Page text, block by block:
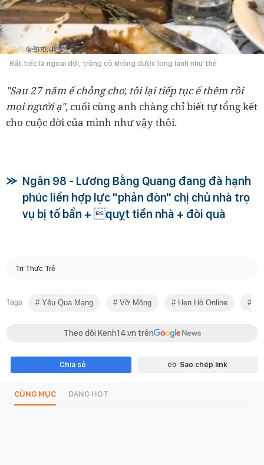
Rất tiếc là ngoài đời, trông cô không được long lanh như thế
"Sau 27 năm ế chỏng chơ, tôi lại tiếp tục ế thêm rồi
mọi người ạ", cuối cùng anh chàng chỉ biết tự tổng kết
cho cuộc đời của mình như vậy thôi.
Ngân 98 - Lương Bằng Quang đang đà hạnh
phúc liền hợp lực "phản đòn" chị chủ nhà trọ
vụ bị tố bẩn + quỵt tiền nhà + đòi quà
Trí Thức Trẻ
Tags Yêu Qua Mạng Vỡ Mộng Hẹn Hò Online
Theo dõi Kenh14.vn trên
Chia sẻ Sao chép link
CÙNG MỤC ĐANG HOT